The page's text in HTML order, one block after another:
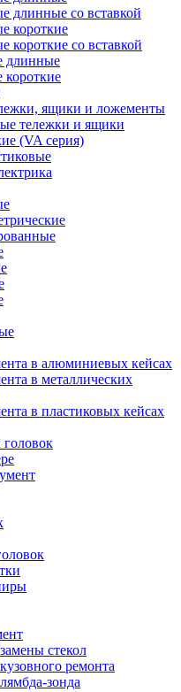
длинные со вставкой
короткие
короткие со вставкой
длинные
короткие
ящики и ложементы
тележки и ящики
(VA серия)
в алюминиевых кейсах
в металлических
в пластиковых кейсах
стекол
ремонта
зонда